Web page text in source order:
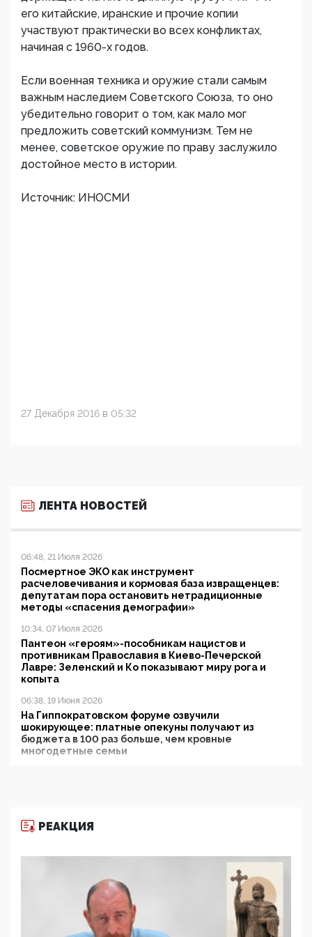
его китайские, иранские и прочие копии
участвуют практически во всех конфликтах,
начиная с 1960-х годов.
Если военная техника и оружие стали самым
важным наследием Советского Союза, то оно
убедительно говорит о том, как мало мог
предложить советский коммунизм. Тем не
менее, советское оружие по праву заслужило
достойное место в истории.
Источник: ИНОСМИ
27 Декабря 2016 в 05:32
ЛЕНТА НОВОСТЕЙ
06:48, 21 Июля 2026
Посмертное ЭКО как инструмент
расчеловечивания и кормовая база извращенцев:
депутатам пора остановить нетрадиционные
методы «спасения демографии»
10:34, 07 Июля 2026
Пантеон «героям»-пособникам нацистов и
противникам Православия в Киево-Печерской
Лавре: Зеленский и Ко показывают миру рога и
копыта
06:38, 19 Июня 2026
На Гиппократовском форуме озвучили
шокирующее: платные опекуны получают из
бюджета в 100 раз больше, чем кровные
многодетные семьи
11:53, 09 Июня 2026
деятельность ИИТО ЮНЕСКО в России, но
цифроглобалисты продолжают определять
повестку в образовании
09:43, 01 Июня 2026
5G за счет здоровья граждан: Минцифры намерено
отобрать у регионов и муниципалитетов право
РЕАКЦИЯ